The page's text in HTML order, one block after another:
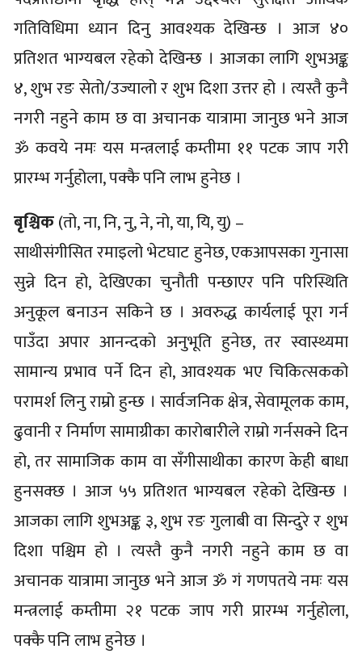
गतिविधिमा ध्यान दिनु आवश्यक देखिन्छ । आज ४०
प्रतिशत भाग्यबल रहेको देखिन्छ । आजका लागि शुभअङ्क
४, शुभ रङ सेतो/उज्यालो र शुभ दिशा उत्तर हो । त्यस्तै कुनै
नगरी नहुने काम छ वा अचानक यात्रामा जानुछ भने आज
ॐ कवये नमः यस मन्त्रलाई कम्तीमा ११ पटक जाप गरी
प्रारम्भ गर्नुहोला, पक्कै पनि लाभ हुनेछ ।
बृश्चिक(तो, ना, नि, नु, ने, नो, या, यि, यु) –
साथीसंगीसित रमाइलो भेटघाट हुनेछ, एकआपसका गुनासा
सुन्ने दिन हो, देखिएका चुनौती पन्छाएर पनि परिस्थिति
अनुकूल बनाउन सकिने छ । अवरुद्ध कार्यलाई पूरा गर्न
पाउँदा अपार आनन्दको अनुभूति हुनेछ, तर स्वास्थ्यमा
सामान्य प्रभाव पर्ने दिन हो, आवश्यक भए चिकित्सकको
परामर्श लिनु राम्रो हुन्छ । सार्वजनिक क्षेत्र, सेवामूलक काम,
ढुवानी र निर्माण सामाग्रीका कारोबारीले राम्रो गर्नसक्ने दिन
हो, तर सामाजिक काम वा सँगीसाथीका कारण केही बाधा
हुनसक्छ । आज ५५ प्रतिशत भाग्यबल रहेको देखिन्छ ।
आजका लागि शुभअङ्क ३, शुभ रङ गुलाबी वा सिन्दुरे र शुभ
दिशा पश्चिम हो । त्यस्तै कुनै नगरी नहुने काम छ वा
अचानक यात्रामा जानुछ भने आज ॐ गं गणपतये नमः यस
मन्त्रलाई कम्तीमा २१ पटक जाप गरी प्रारम्भ गर्नुहोला,
पक्कै पनि लाभ हुनेछ ।